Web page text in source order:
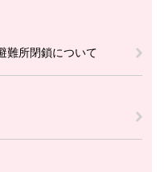
難所閉鎖について